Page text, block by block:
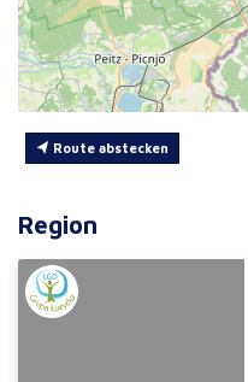
Route abstecken
Region